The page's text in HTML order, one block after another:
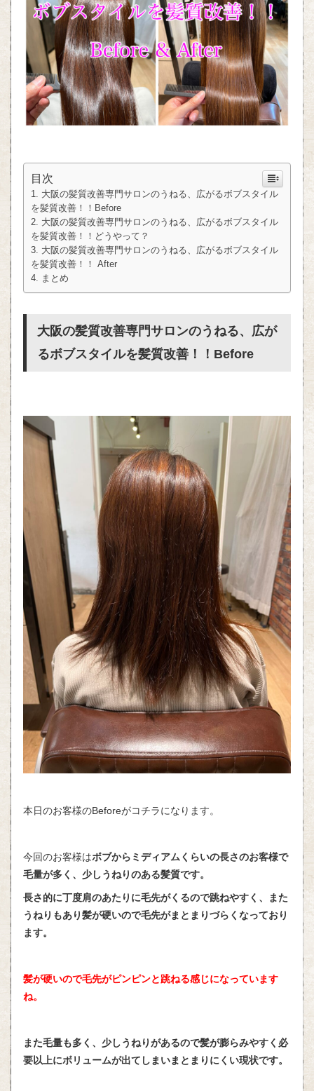
目次
大阪の髪質改善専門サロンのうねる、広がるボブスタイル
を髪質改善！！Before
大阪の髪質改善専門サロンのうねる、広がるボブスタイル
を髪質改善！！どうやって？
大阪の髪質改善専門サロンのうねる、広がるボブスタイル
を髪質改善！！ After
まとめ
大阪の髪質改善専門サロンのうねる、広が
るボブスタイルを髪質改善！！Before
本日のお客様のBeforeがコチラになります。
今回のお客様はボブからミディアムくらいの長さのお客様で
毛量が多く、少しうねりのある髪質です。
長さ的に丁度肩のあたりに毛先がくるので跳ねやすく、また
うねりもあり髪が硬いので毛先がまとまりづらくなっており
ます。
髪が硬いので毛先がピンピンと跳ねる感じになっています
ね。
また毛量も多く、少しうねりがあるので髪が膨らみやすく必
要以上にボリュームが出てしまいまとまりにくい現状です。